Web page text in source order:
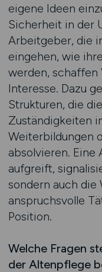
eigene Ideen
Sicherheit in der
Arbeitgeber, die
eingehen, wie
werden, schaffen
Interesse. Dazu
Strukturen, die
Zuständigkeiten
Weiterbildungen
absolvieren. Eine
aufgreift,
sondern auch die
anspruchsvolle
Position.
Welche Fragen
der Altenpflege